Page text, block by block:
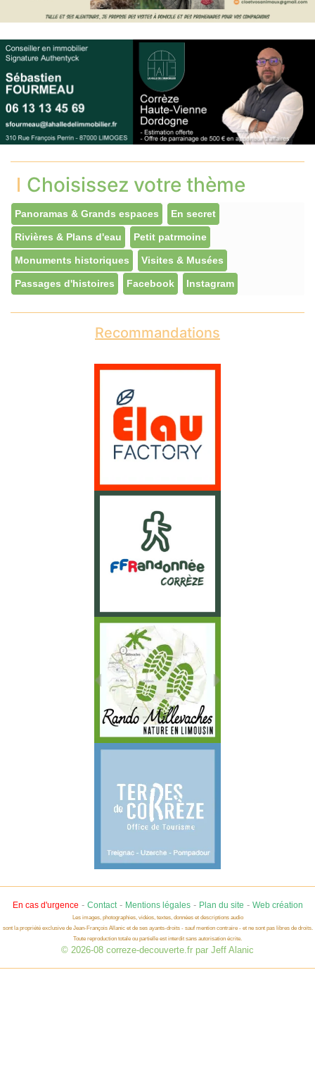
Choisissez votre thème
Panoramas & Grands espaces En secret
Rivières & Plans d'eau Petit patrmoine
Monuments historiques Visites & Musées
Passages d'histoires Facebook Instagram
Recommandations
En cas d'urgence - Contact- Mentions légales- Plan du site - Web création
Les images, photographies, vidéos, textes, données et descriptions audio
sont la propriété exclusive de Jean-François Allanic et de ses ayants-droits - sauf mention contraire - et ne sont pas libres de droits.
Toute reproduction totale ou partielle est interdit sans autorisation écrite.
© 2026-08 correze-decouverte.fr par Jeff Alanic